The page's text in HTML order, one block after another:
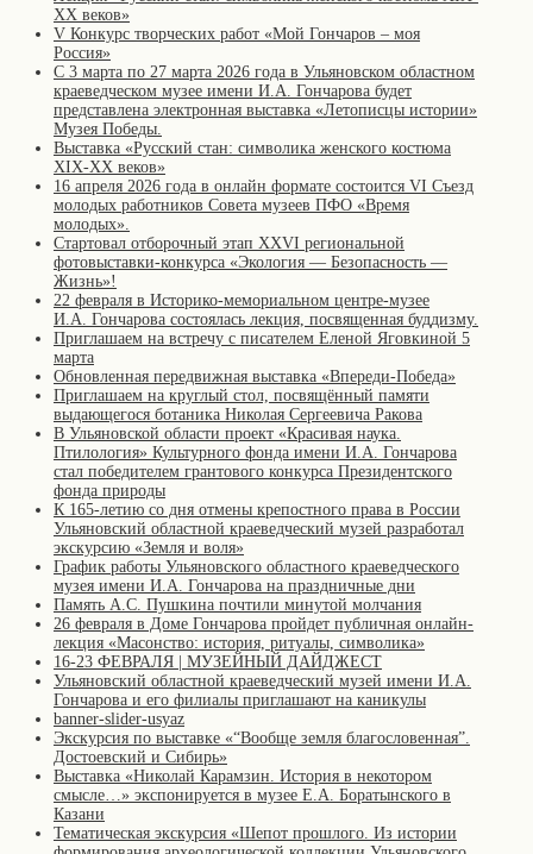
XX веков»
V Конкурс творческих работ «Мой Гончаров – моя
Россия»
С 3 марта по 27 марта 2026 года в Ульяновском областном
краеведческом музее имени И.А. Гончарова будет
представлена электронная выставка «Летописцы истории»
Музея Победы.
Выставка «Русский стан: символика женского костюма
XIX-XX веков»
16 апреля 2026 года в онлайн формате состоится VI Съезд
молодых работников Совета музеев ПФО «Время
молодых».
Стартовал отборочный этап XXVI региональной
фотовыставки-конкурса «Экология — Безопасность —
Жизнь»!
22 февраля в Историко-мемориальном центре-музее
И.А. Гончарова состоялась лекция, посвященная буддизму.
Приглашаем на встречу с писателем Еленой Яговкиной 5
марта
Обновленная передвижная выставка «Впереди-Победа»
Приглашаем на круглый стол, посвящённый памяти
выдающегося ботаника Николая Сергеевича Ракова
В Ульяновской области проект «Красивая наука.
Птилология» Культурного фонда имени И.А. Гончарова
стал победителем грантового конкурса Президентского
фонда природы
К 165-летию со дня отмены крепостного права в России
Ульяновский областной краеведческий музей разработал
экскурсию «Земля и воля»
График работы Ульяновского областного краеведческого
музея имени И.А. Гончарова на праздничные дни
Память А.С. Пушкина почтили минутой молчания
26 февраля в Доме Гончарова пройдет публичная онлайн-
лекция «Масонство: история, ритуалы, символика»
16-23 ФЕВРАЛЯ | МУЗЕЙНЫЙ ДАЙДЖЕСТ
Ульяновский областной краеведческий музей имени И.А.
Гончарова и его филиалы приглашают на каникулы
banner-slider-usyaz
Экскурсия по выставке «“Вообще земля благословенная”.
Достоевский и Сибирь»
Выставка «Николай Карамзин. История в некотором
смысле…» экспонируется в музее Е.А. Боратынского в
Казани
Тематическая экскурсия «Шепот прошлого. Из истории